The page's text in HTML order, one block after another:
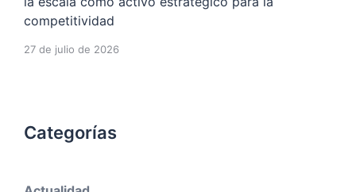
competitividad
27 de julio de 2026
Categorías